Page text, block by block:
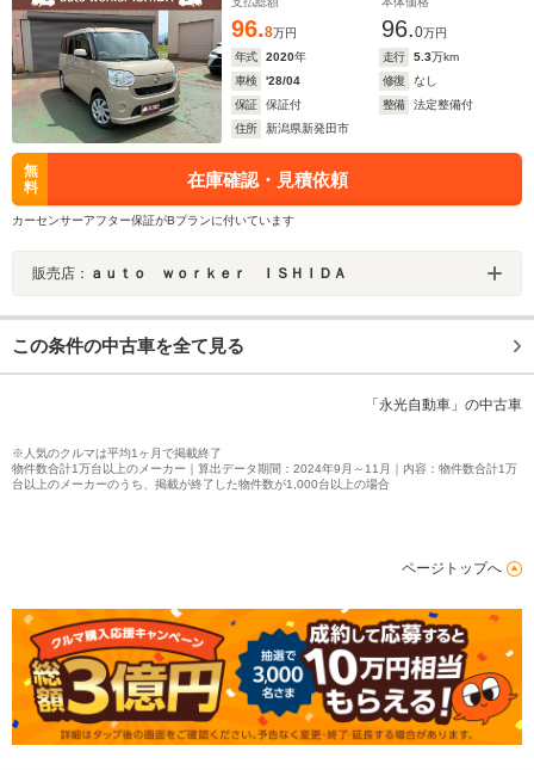
96.8万円 96.0万円
年式
2020年 走行 5.3万km
車検
'28/04 修復
なし
保証
保証付 整備
法定整備付
住所
新潟県新発田市
無
料
在庫確認・見積依頼
カーセンサーアフター保証がBプランに付いています
販売店： ａｕｔｏ ｗｏｒｋｅｒ ＩＳＨＩＤＡ
この条件の中古車を全て見る
「永光自動車」の中古車
※人気のクルマは平均1ヶ月で掲載終了
物件数合計1万台以上のメーカー｜算出データ期間：2024年9月～11月｜内容：物件数合計1万
台以上のメーカーのうち、掲載が終了した物件数が1,000台以上の場合
ページトップへ